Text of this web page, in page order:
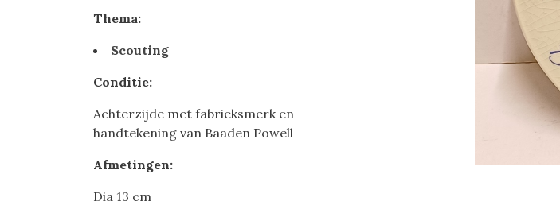
Thema:
Scouting
Conditie:
Achterzijde met fabrieksmerk en
handtekening van Baaden Powell
Afmetingen:
Dia 13 cm